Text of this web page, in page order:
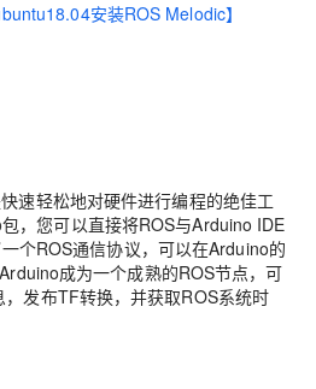
安装ROS Melodic】
速轻松地对硬件进行编程的绝佳工
，您可以直接将ROS与Arduino IDE
个ROS通信协议，可以在Arduino的
成为一个成熟的ROS节点，可
发布TF转换，并获取ROS系统时